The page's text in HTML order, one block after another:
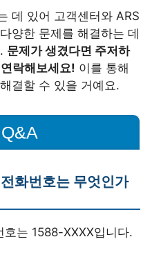
데 있어 고객센터와 ARS
양한 문제를 해결하는 데
문제가 생겼다면 주저하
락해보세요! 이를 통해
결할 수 있을 거예요.
화번호는 무엇인가
호는 1588-XXXX입니다.